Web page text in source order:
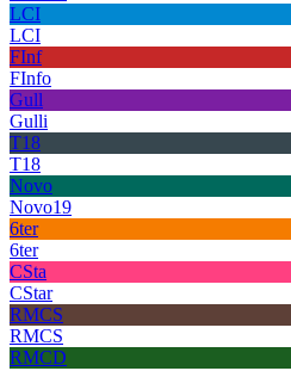
LCI
LCI
FInf
FInfo
Gull
Gulli
T18
T18
Novo
Novo19
6ter
6ter
CSta
CStar
RMCS
RMCS
RMCD